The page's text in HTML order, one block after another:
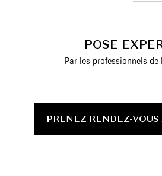
POSE
Par les professionnels de
PRENEZ RENDEZ-